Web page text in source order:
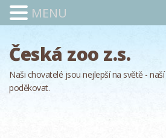
Česká zoo z.s.
Naši chovatelé jsou nejlepší na světě -
poděkovat.
MENU